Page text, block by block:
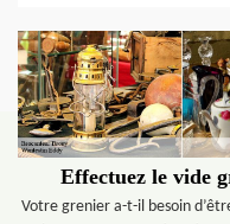
Effectuez le vide
Votre grenier a-t-il besoin